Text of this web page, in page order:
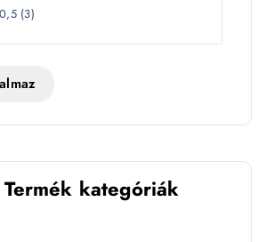
(3)
Termék kategóriák